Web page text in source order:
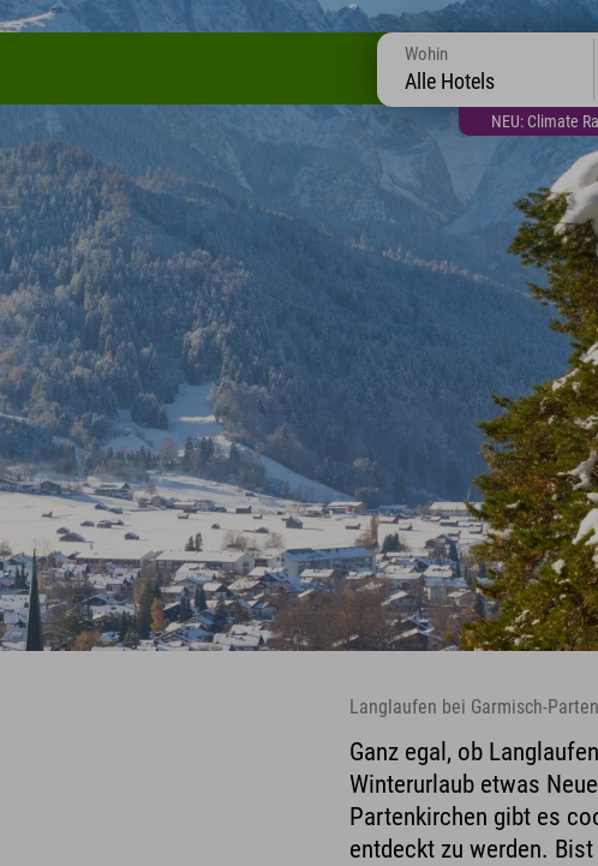
NEU: Climate
Wohin
Alle Hotels
Langlaufen bei Garmisch-
Ganz egal, ob
Winterurlaub etwas
Partenkirchen gibt es
entdeckt zu werden. Bist